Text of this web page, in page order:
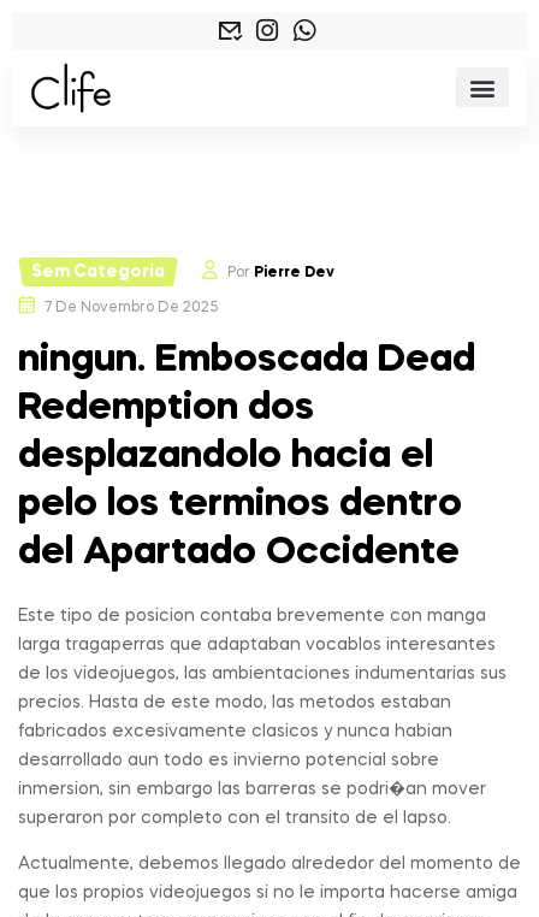
Sem Categoria Por Pierre Dev
7 De Novembro De 2025
ningun. Emboscada Dead
Redemption dos
desplazandolo hacia el
pelo los terminos dentro
del Apartado Occidente
Este tipo de posicion contaba brevemente con manga
larga tragaperras que adaptaban vocablos interesantes
de los videojuegos, las ambientaciones indumentarias sus
precios. Hasta de este modo, las metodos estaban
fabricados excesivamente clasicos y nunca habian
desarrollado aun todo es invierno potencial sobre
inmersion, sin embargo las barreras se podri�an mover
superaron por completo con el transito de el lapso.
Actualmente, debemos llegado alrededor del momento de
que los propios videojuegos si no le importa hacerse amiga